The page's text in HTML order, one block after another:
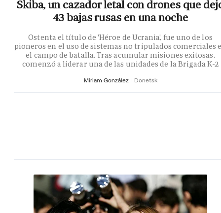
Skiba, un cazador letal con drones que
43 bajas rusas en una noche
Ostenta el título de 'Héroe de Ucrania', fue uno de los
pioneros en el uso de sistemas no tripulados comerciales
el campo de batalla. Tras acumular misiones exitosas,
comenzó a liderar una de las unidades de la Brigada K-2
Miriam González Donetsk